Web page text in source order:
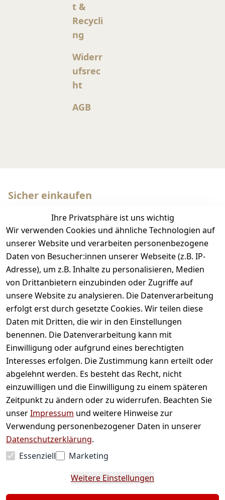
Ihre Privatsphäre ist uns wichtig
Wir verwenden Cookies und ähnliche Technologien auf
unserer Website und verarbeiten personenbezogene
Daten von Besucher:innen unserer Webseite (z.B. IP-
Adresse), um z.B. Inhalte zu personalisieren, Medien
von Drittanbietern einzubinden oder Zugriffe auf
unsere Website zu analysieren. Die Datenverarbeitung
erfolgt erst durch gesetzte Cookies. Wir teilen diese
Daten mit Dritten, die wir in den Einstellungen
benennen. Die Datenverarbeitung kann mit
Einwilligung oder aufgrund eines berechtigten
Interesses erfolgen. Die Zustimmung kann erteilt oder
abgelehnt werden. Es besteht das Recht, nicht
einzuwilligen und die Einwilligung zu einem späteren
Zeitpunkt zu ändern oder zu widerrufen. Beachten Sie
unserImpressum und weitere Hinweise zur
Verwendung personenbezogener Daten in unserer
Datenschutzerklärung.
Essenziell
Marketing
Weitere Einstellungen
t &
Recycli
ng
Widerr
ufsrec
ht
AGB
Sicher einkaufen
Wir versenden mit
Bequem und sicher bezahlen
Versandkosten und ggf. Nachnahmegebühren,
wenn nicht anders angegeben.